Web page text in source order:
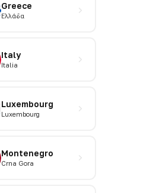
Greece
Ελλάδα
Italy
Italia
Luxembourg
Luxembourg
Montenegro
Crna Gora